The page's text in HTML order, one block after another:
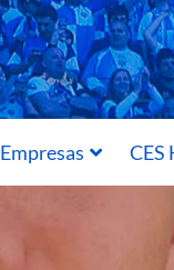
Empresas CES